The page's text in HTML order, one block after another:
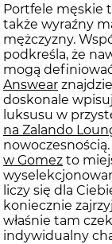
Portfele męskie
także wyraźny
mężczyzny.
podkreśla, że
mogą
Answear
doskonale
luksusu w
na Zalando
w Gomez to
liczy się dla
koniecznie
właśnie tam
indywidualny